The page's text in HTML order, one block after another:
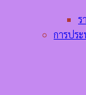
ร
การปร